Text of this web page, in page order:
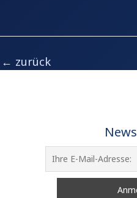
← zurück